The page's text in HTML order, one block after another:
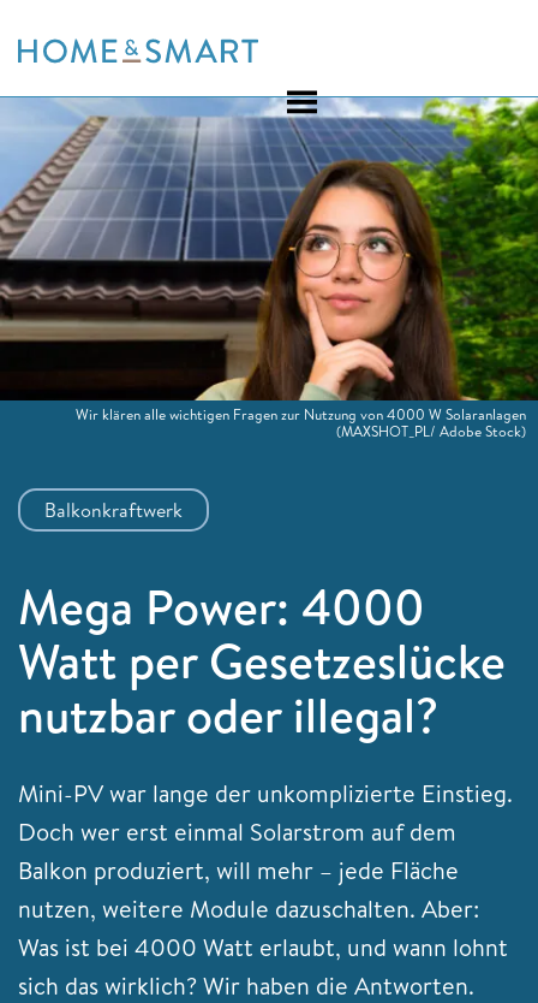
to
Balkonkraftwerk
Mega Power: 4000
Watt per Gesetzeslücke
nutzbar oder illegal?
Mini-PV war lange der unkomplizierte Einstieg.
Doch wer erst einmal Solarstrom auf dem
Balkon produziert, will mehr – jede Fläche
nutzen, weitere Module dazuschalten. Aber:
Was ist bei 4000 Watt erlaubt, und wann lohnt
sich das wirklich? Wir haben die Antworten.
Wir klären alle wichtigen Fragen zur Nutzung von 4000 W Solaranlagen
(MAXSHOT_PL/ Adobe Stock)